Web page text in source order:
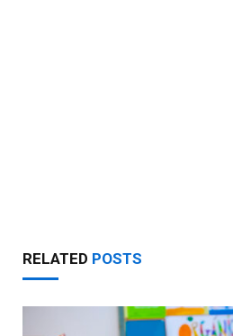
RELATED POSTS